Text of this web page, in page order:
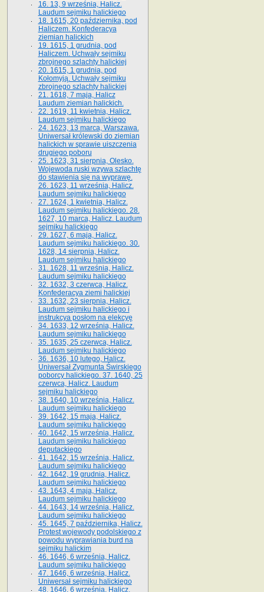
16. 13, 9 września, Halicz.
Laudum sejmiku halickiego
18. 1615, 20 października, pod
Haliczem. Konfederacya
ziemian halickich
19. 1615, 1 grudnia, pod
Haliczem. Uchwały sejmiku
zbrojnego szlachty halickiej
20. 1615, 1 grudnia, pod
Kołomyją. Uchwały sejmiku
zbrojnego szlachty halickiej
21. 1618, 7 maja, Halicz
Laudum ziemian halickich.
22. 1619, 11 kwietnia, Halicz.
Laudum sejmiku halickiego
24. 1623, 13 marca, Warszawa.
Uniwersał królewski do ziemian
halickich w sprawie uiszczenia
drugiego poboru
25. 1623, 31 sierpnia, Olesko.
Wojewoda ruski wzywa szlachtę
do stawienia się na wyprawę.
26. 1623, 11 września, Halicz.
Laudum sejmiku halickiego
27. 1624, 1 kwietnia, Halicz.
Laudum sejmiku halickiego. 28.
1627, 10 marca, Halicz. Laudum
sejmiku halickiego
29. 1627, 6 maja, Halicz.
Laudum sejmiku halickiego. 30.
1628, 14 sierpnia, Halicz.
Laudum sejmiku halickiego
31. 1628, 11 września, Halicz.
Laudum sejmiku halickiego
32. 1632, 3 czerwca, Halicz.
Konfederacya ziemi halickiej
33. 1632, 23 sierpnia, Halicz.
Laudum sejmiku halickiego i
instrukcya posłom na elekcyę
34. 1633, 12 września, Halicz.
Laudum sejmiku halickiego
35. 1635, 25 czerwca, Halicz.
Laudum sejmiku halickiego
36. 1636, 10 lutego, Halicz.
Uniwersał Zygmunta Świrskiego
poborcy halickiego. 37. 1640, 25
czerwca, Halicz. Laudum
sejmiku halickiego
38. 1640, 10 września, Halicz.
Laudum sejmiku halickiego
39. 1642, 15 maja, Halicz.
Laudum sejmiku halickiego
40. 1642, 15 września, Halicz.
Laudum sejmiku halickiego
deputackiego
41. 1642, 15 września, Halicz.
Laudum sejmiku halickiego
42. 1642, 19 grudnia, Halicz.
Laudum sejmiku halickiego
43. 1643, 4 maja, Halicz.
Laudum sejmiku halickiego
44. 1643, 14 września, Halicz.
Laudum sejmiku halickiego
45. 1645, 7 października, Halicz.
Protest wojewody podolskiego z
powodu wyprawiania burd na
sejmiku halickim
46. 1646, 6 września, Halicz.
Laudum sejmiku halickiego
47. 1646, 6 września, Halicz.
Uniwersał sejmiku halickiego
48. 1646, 6 września, Halicz.